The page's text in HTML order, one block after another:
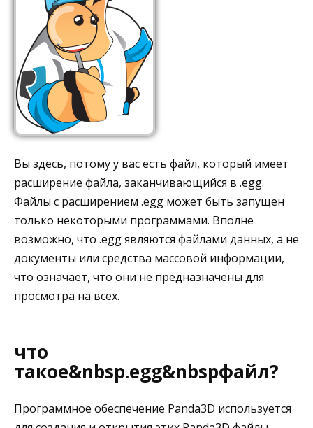
Вы здесь, потому у вас есть файл, который имеет
расширение файла, заканчивающийся в .egg.
Файлы с расширением .egg может быть запущен
только некоторыми программами. Вполне
возможно, что .egg являются файлами данных, а не
документы или средства массовой информации,
что означает, что они не предназначены для
просмотра на всех.
что
такое&nbsp.egg&nbspфайл?
Программное обеспечение Panda3D используется